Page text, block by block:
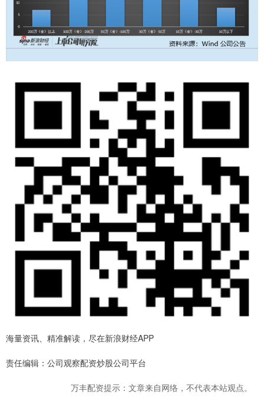
海量资讯、精准解读，尽在新浪财经APP
责任编辑：公司观察配资炒股公司平台
万丰配资提示：文章来自网络，不代表本站观点。